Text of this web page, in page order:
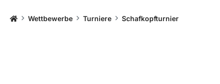
Startseite
Wettbewerbe Turniere Schafkopfturnier